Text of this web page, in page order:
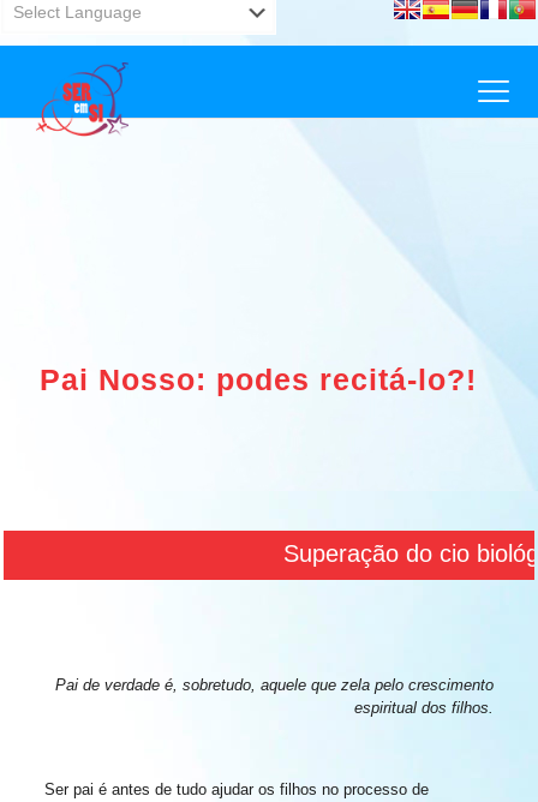
Pai Nosso: podes recitá-lo?!
Superação do cio
Pai de verdade é, sobretudo, aquele que zela pelo crescimento
espiritual dos filhos.
Ser pai é antes de tudo ajudar os filhos no processo de